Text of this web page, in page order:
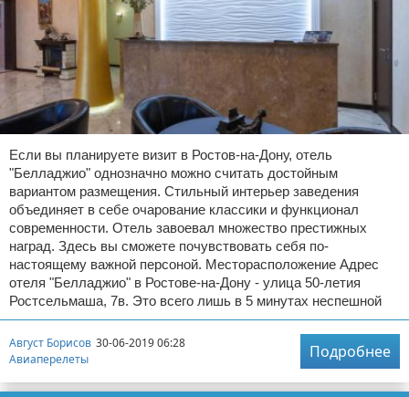
Если вы планируете визит в Ростов-на-Дону, отель
"Белладжио" однозначно можно считать достойным
вариантом размещения. Стильный интерьер заведения
объединяет в себе очарование классики и функционал
современности. Отель завоевал множество престижных
наград. Здесь вы сможете почувствовать себя по-
настоящему важной персоной. Месторасположение Адрес
отеля "Белладжио" в Ростове-на-Дону - улица 50-летия
Ростсельмаша, 7в. Это всего лишь в 5 минутах неспешной
Август Борисов 30-06-2019 06:28
Авиаперелеты
Подробнее